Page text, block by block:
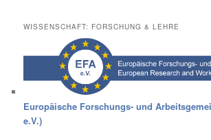
WISSENSCHAFT: FORSCHUNG & LEHRE
Europäische Forschungs- und
e.V.)